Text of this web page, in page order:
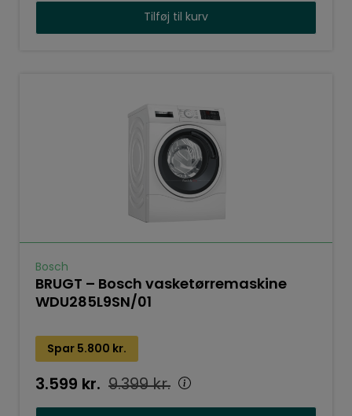
Tilføj til kurv
Bosch
BRUGT – Bosch vasketørremaskine
WDU285L9SN/01
Spar 5.800 kr.
9.399kr.
3.599 kr.